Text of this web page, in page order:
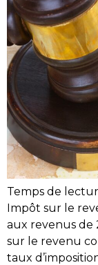
Temps de
Impôt sur le
aux revenus de
sur le revenu
taux